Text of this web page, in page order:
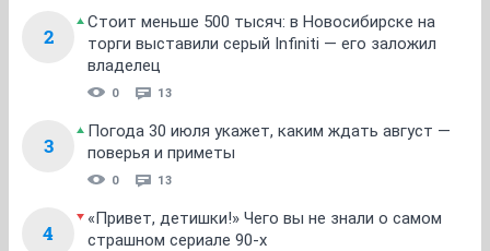
2
Стоит меньше 500 тысяч: в Новосибирске на
торги выставили серый Infiniti — его заложил
владелец
0 13
3
Погода 30 июля укажет, каким ждать август —
поверья и приметы
0 13
4
«Привет, детишки!» Чего вы не знали о самом
страшном сериале 90-х